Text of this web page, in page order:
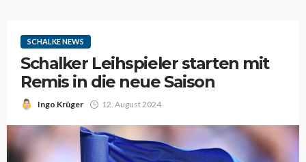
SCHALKE NEWS
Schalker Leihspieler starten mit
Remis in die neue Saison
Ingo Krüger 12. August 2024